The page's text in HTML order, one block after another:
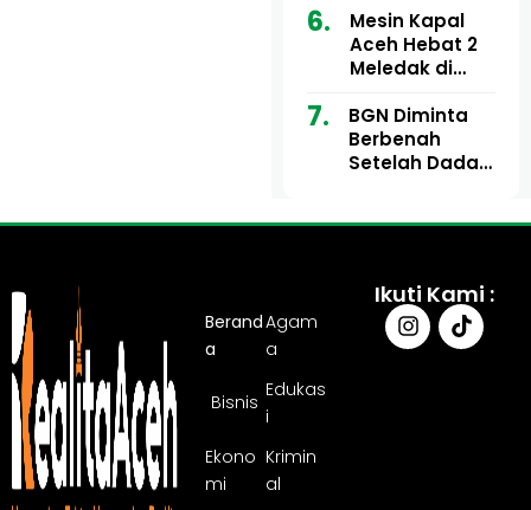
Anggaran
Aceh Utara
Tahun 2024,
Pengembalian
Sepenuhnya
Tuntas
Mesin Kapal
Aceh Hebat 2
Meledak di
Ulee Lheue, 14
Orang Derita
Luka Bakar
BGN Diminta
Berbenah
Setelah Dadan
Berand
a
Agam
a
Bisnis
Edukas
i
Ekono
mi
Krimin
al
Ikuti Kami :